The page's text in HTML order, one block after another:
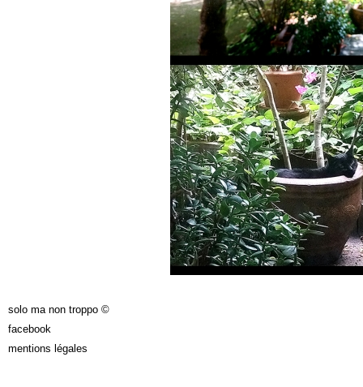
solo ma non troppo ©
facebook
mentions légales